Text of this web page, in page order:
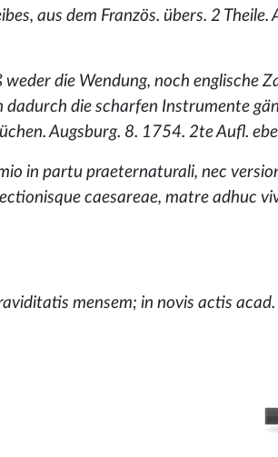
aus dem Französ. übers. 2 Theile.
die Wendung, noch englische
die scharfen Instrumente
Augsburg. 8. 1754. 2te Aufl.
in partu praeternaturali, nec
caesareae, matre adhuc
mensem; in novis actis acad.